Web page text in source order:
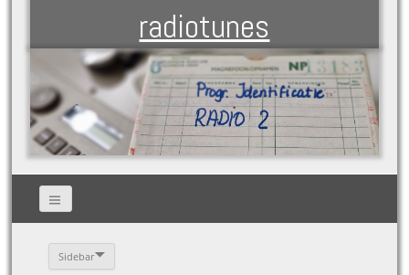
radiotunes
Sidebar